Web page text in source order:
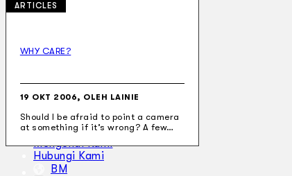
Teater
Tarian
Penapisan
Sejarah Lisan
Mengenai Kami
Hubungi Kami
BM
ARTICLES
WHY CARE?
19 OKT 2006, OLEH LAINIE
Should I be afraid to point a camera
at something if it’s wrong? A few…